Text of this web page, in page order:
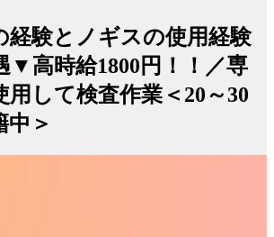
験とノギスの使用経験
▼高時給1800円！！／専
用して検査作業＜20～30
中＞